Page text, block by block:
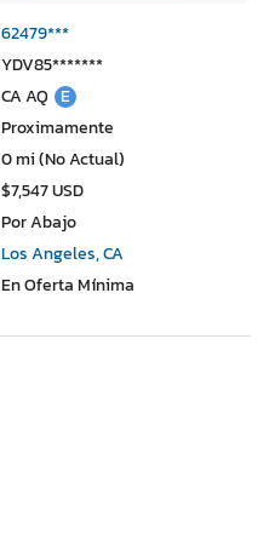
62479***
YDV85*******
CA AQ E
Proximamente
0 mi (No Actual)
$7,547 USD
Por Abajo
Los Angeles, CA
En Oferta Mínima